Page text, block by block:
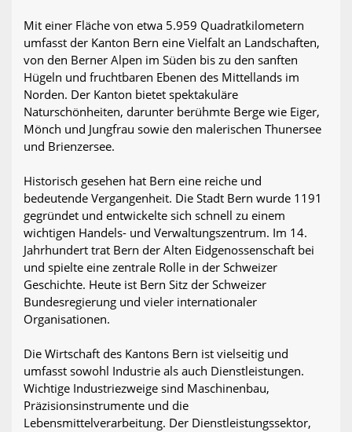
Mit einer Fläche von etwa 5.959 Quadratkilometern
umfasst der Kanton Bern eine Vielfalt an Landschaften,
von den Berner Alpen im Süden bis zu den sanften
Hügeln und fruchtbaren Ebenen des Mittellands im
Norden. Der Kanton bietet spektakuläre
Naturschönheiten, darunter berühmte Berge wie Eiger,
Mönch und Jungfrau sowie den malerischen Thunersee
und Brienzersee.
Historisch gesehen hat Bern eine reiche und
bedeutende Vergangenheit. Die Stadt Bern wurde 1191
gegründet und entwickelte sich schnell zu einem
wichtigen Handels- und Verwaltungszentrum. Im 14.
Jahrhundert trat Bern der Alten Eidgenossenschaft bei
und spielte eine zentrale Rolle in der Schweizer
Geschichte. Heute ist Bern Sitz der Schweizer
Bundesregierung und vieler internationaler
Organisationen.
Die Wirtschaft des Kantons Bern ist vielseitig und
umfasst sowohl Industrie als auch Dienstleistungen.
Wichtige Industriezweige sind Maschinenbau,
Präzisionsinstrumente und die
Lebensmittelverarbeitung. Der Dienstleistungssektor,